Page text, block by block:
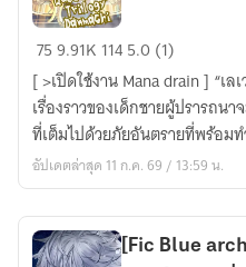
[
Danmachi
]
ช่วง
เวลา
759.91K 1145.0 (1)
[ >เปิดใช้งาน Mana drain ] “เ
เรื่องราวของเด็กชายผู้ปรารถน
ที่เต็มไปด้วยภัยอันตรายที่พร้อม
อัปเดตล่าสุด 11 ก.ค. 69 / 13:59 น.
[Fic Blue